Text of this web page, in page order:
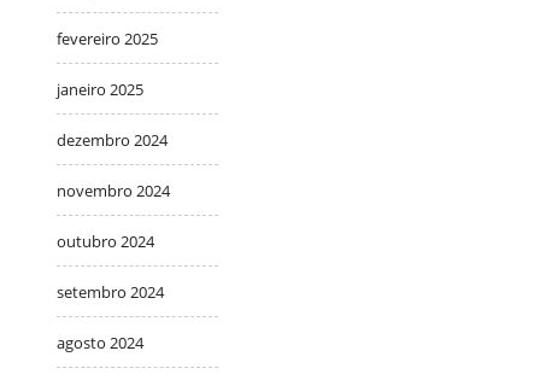
fevereiro 2025
janeiro 2025
dezembro 2024
novembro 2024
outubro 2024
setembro 2024
agosto 2024